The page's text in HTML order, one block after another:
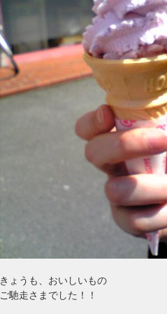
きょうも、おいしいもの
ご馳走さまでした！！